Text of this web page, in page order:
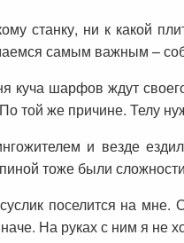
станку, ни к какой
самым важным –
шарфов ждут
той же причине. Телу
и везде
тоже были
поселится на
На руках с ним я не